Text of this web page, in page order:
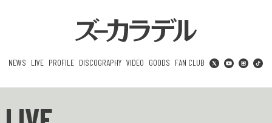
NEWS LIVE PROFILE DISCOGRAPHY VIDEO GOODS FAN CLUB